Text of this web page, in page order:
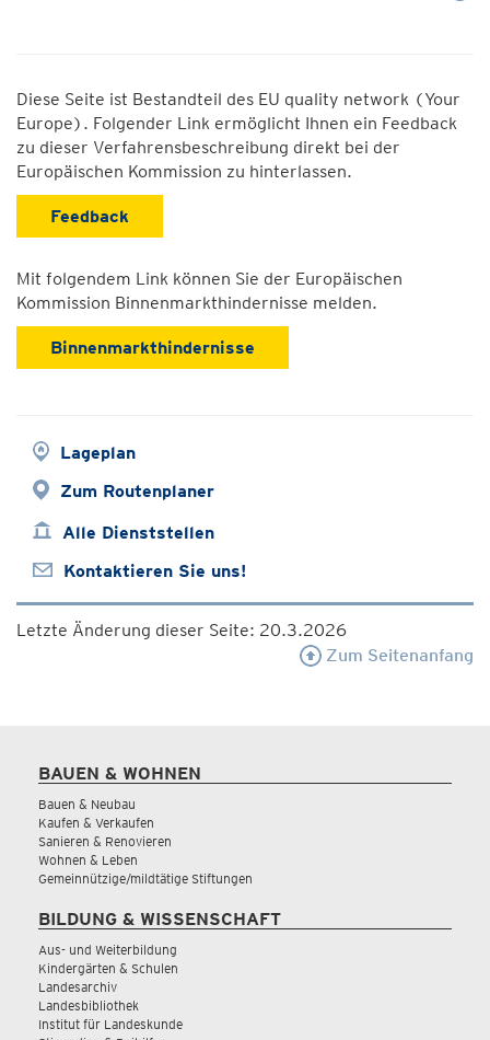
Diese Seite ist Bestandteil des EU quality network (Your
Europe). Folgender Link ermöglicht Ihnen ein Feedback
zu dieser Verfahrensbeschreibung direkt bei der
Europäischen Kommission zu hinterlassen.
Feedback
Mit folgendem Link können Sie der Europäischen
Kommission Binnenmarkthindernisse melden.
Binnenmarkthindernisse
Lageplan
Zum Routenplaner
Alle Dienststellen
Kontaktieren Sie uns!
Letzte Änderung dieser Seite: 20.3.2026
Zum Seitenanfang
BAUEN & WOHNEN
Bauen & Neubau
Kaufen & Verkaufen
Sanieren & Renovieren
Wohnen & Leben
Gemeinnützige/mildtätige Stiftungen
BILDUNG & WISSENSCHAFT
Aus- und Weiterbildung
Kindergärten & Schulen
Landesarchiv
Landesbibliothek
Institut für Landeskunde